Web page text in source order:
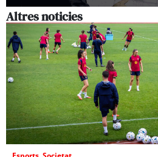
Altres noticies